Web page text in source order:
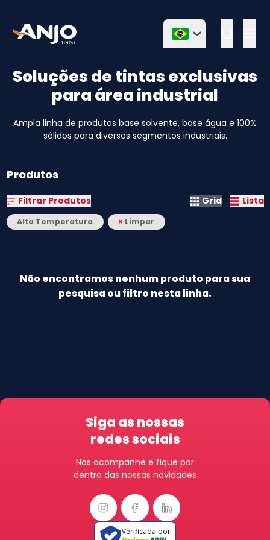
Soluções de tintas exclusivas
para área industrial
Ampla linha de produtos base solvente, base água e 100%
sólidos para diversos segmentos industriais.
Produtos
Filtrar Produtos Grid Lista
Alta Temperatura × Limpar
Não encontramos nenhum produto para sua
pesquisa ou filtro nesta linha.
Siga as nossas
redes sociais
Nos acompanhe e fique por
dentro das nossas novidades
Verificada por